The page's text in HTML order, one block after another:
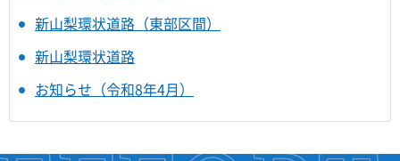
新山梨環状道路（東部区間）
新山梨環状道路
お知らせ（令和8年4月）